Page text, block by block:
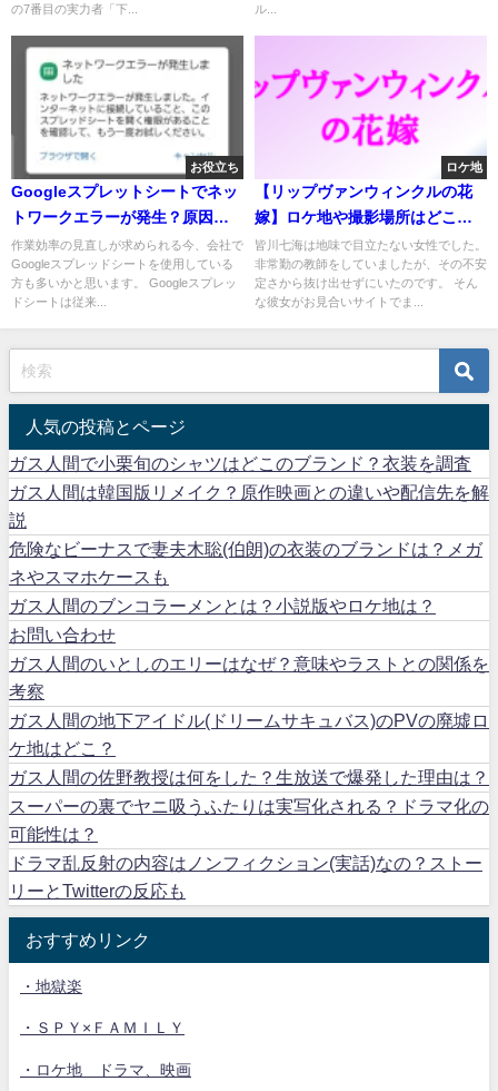
の7番目の実力者「下...
ル...
お役立ち
Googleスプレットシートでネッ
トワークエラーが発生？原因や
対処法は？
作業効率の見直しが求められる今、会社で
Googleスプレッドシートを使用している
方も多いかと思います。 Googleスプレッ
ドシートは従来...
ロケ地
【リップヴァンウィンクルの花
嫁】ロケ地や撮影場所はどこ？
結婚式場など
皆川七海は地味で目立たない女性でした。
非常勤の教師をしていましたが、その不安
定さから抜け出せずにいたのです。 そん
な彼女がお見合いサイトでま...
人気の投稿とページ
ガス人間で小栗旬のシャツはどこのブランド？衣装を調査
ガス人間は韓国版リメイク？原作映画との違いや配信先を解
説
危険なビーナスで妻夫木聡(伯朗)の衣装のブランドは？メガ
ネやスマホケースも
ガス人間のブンコラーメンとは？小説版やロケ地は？
お問い合わせ
ガス人間のいとしのエリーはなぜ？意味やラストとの関係を
考察
ガス人間の地下アイドル(ドリームサキュバス)のPVの廃墟ロ
ケ地はどこ？
ガス人間の佐野教授は何をした？生放送で爆発した理由は？
スーパーの裏でヤニ吸うふたりは実写化される？ドラマ化の
可能性は？
ドラマ乱反射の内容はノンフィクション(実話)なの？ストー
リーとTwitterの反応も
おすすめリンク
・地獄楽
・ＳＰＹ×ＦＡＭＩＬＹ
・ロケ地 ドラマ、映画